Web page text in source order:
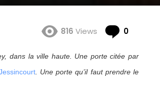
816 Views 0
dans la ville haute. Une porte citée par
. Une porte qu’il faut prendre le